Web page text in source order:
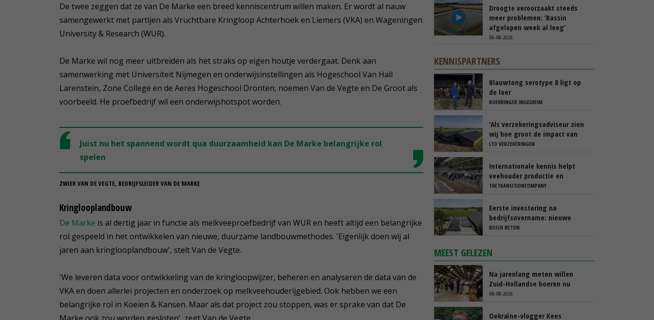
De twee zeggen dat ze van De Marke een breed kenniscentrum willen maken. Er wordt al nauw
samengewerkt met partijen als Vruchtbare Kringloop Achterhoek en Liemers (VKA) en Wageningen
University & Research (WUR).
De Marke wil nog meer uitbreiden als het straks op eigen houtje verdergaat. Denk aan
samenwerking met Universiteit Nijmegen en onderwijsinstellingen als Hogeschool Van Hall
Larenstein, Zone College en de Aeres Hogeschool Dronten, noemen Van de Vegte en De Groot als
voorbeeld. He proefbedrijf wil een onderwijshotspot worden.
Juist nu het spannend wordt qua duurzaamheid kan De Marke belangrijke rol
spelen
ZWIER VAN DE VEGTE, BEDRIJFSLEIDER VAN DE MARKE
Kringlooplandbouw
De Marke is al dertig jaar in functie als melkveeproefbedrijf van WUR en heeft altijd een belangrijke
rol gespeeld in het ontwikkelen van nieuwe, duurzame landbouwmethodes. 'Eigenlijk doen wij al
jaren aan kringlooplandbouw', stelt Van de Vegte.
'We leveren data voor ontwikkeling van de kringloopwijzer, beheren en analyseren de data van de
VKA en doen allerlei projecten en onderzoek op melkveehouderijgebied. Ook hebben we een
belangrijke rol in Koeien & Kansen. Maar als dat project zou stoppen, was er sprake van dat De
Droogte veroorzaakt steeds
meer problemen: ‘Bassin
afgelopen week al leeg’
06-08-2026
KENNISPARTNERS
Blauwtong serotype 8 ligt op
de loer
BOEHRINGER INGELHEIM
‘Als verzekeringsadviseur zien
wij hoe groot de impact van
een stalbrand kan zijn’
LTO VERZEKERINGEN
Internationale kennis helpt
veehouder productie en
rantsoen te optimaliseren
THETRANSITIONCOMPANY
Eerste investering na
bedrijfsovername: nieuwe
sleufsilo’s
BOSCH BETON
MEEST GELEZEN
Na jarenlang meten willen
Zuid-Hollandse boeren nu
erkenning
08-08-2026
Oekraïne-vlogger Kees